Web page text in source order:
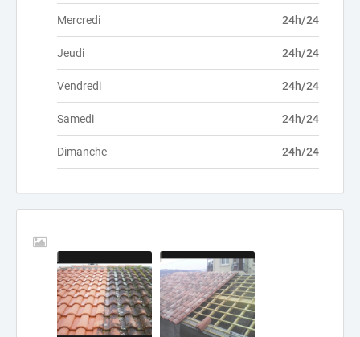
Mercredi 24h/24
Jeudi 24h/24
Vendredi 24h/24
Samedi 24h/24
Dimanche 24h/24